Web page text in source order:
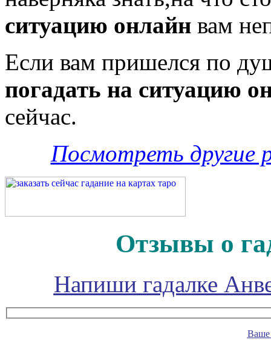
ситуацию онлайн вам
Если вам пришелся по
погадать на ситуацию
сейчас.
Посмотреть другие
Отзывы о
Напиши гадалке
Ваше